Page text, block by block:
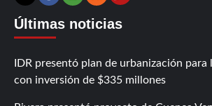
Últimas noticias
IDR presentó plan de urbanización para
con inversión de $335 millones